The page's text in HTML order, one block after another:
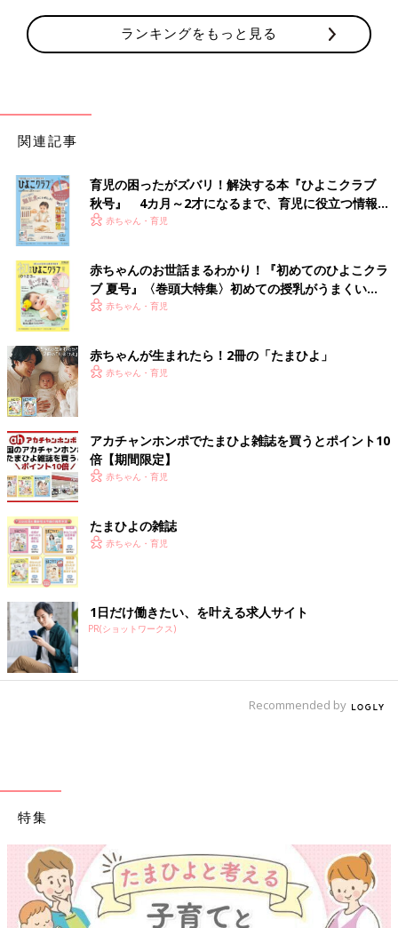
ランキングをもっと見る
関連記事
育児の困ったがズバリ！解決する本『ひよこクラブ
秋号』 4カ月～2才になるまで、育児に役立つ情報が
いっぱい！
赤ちゃん・育児
赤ちゃんのお世話まるわかり！『初めてのひよこクラ
ブ 夏号』〈巻頭大特集〉初めての授乳がうまくい
く！ おっぱい・ミルクの基本と夏のトラブル 解決テ
赤ちゃん・育児
赤ちゃんが生まれたら！2冊の「たまひよ」
赤ちゃん・育児
アカチャンホンポでたまひよ雑誌を買うとポイント10
倍【期間限定】
赤ちゃん・育児
たまひよの雑誌
赤ちゃん・育児
1日だけ働きたい、を叶える求人サイト
PR(ショットワークス)
Recommended by
特集
【ワクチン接種できるものも】妊婦の感染症対策、知ってお